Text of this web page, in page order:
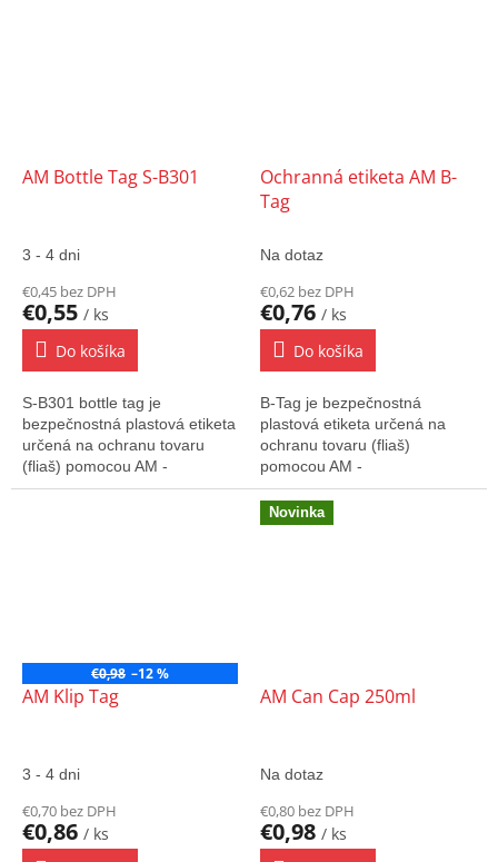
AM Bottle Tag S-B301
3 - 4 dni
€0,45 bez DPH
€0,55 / ks
Do košíka
S-B301 bottle tag je
bezpečnostná plastová etiketa
určená na ochranu tovaru
(fliaš) pomocou AM -
akustomagnetického systému.
Ochranná etiketa AM B-
Tag
Na dotaz
€0,62 bez DPH
€0,76 / ks
Do košíka
B-Tag je bezpečnostná
plastová etiketa určená na
ochranu tovaru (fliaš)
pomocou AM -
akustomagnetického systému.
€0,98 –12 %
AM Klip Tag
3 - 4 dni
€0,70 bez DPH
€0,86 / ks
Novinka
AM Can Cap 250ml
Na dotaz
€0,80 bez DPH
€0,98 / ks